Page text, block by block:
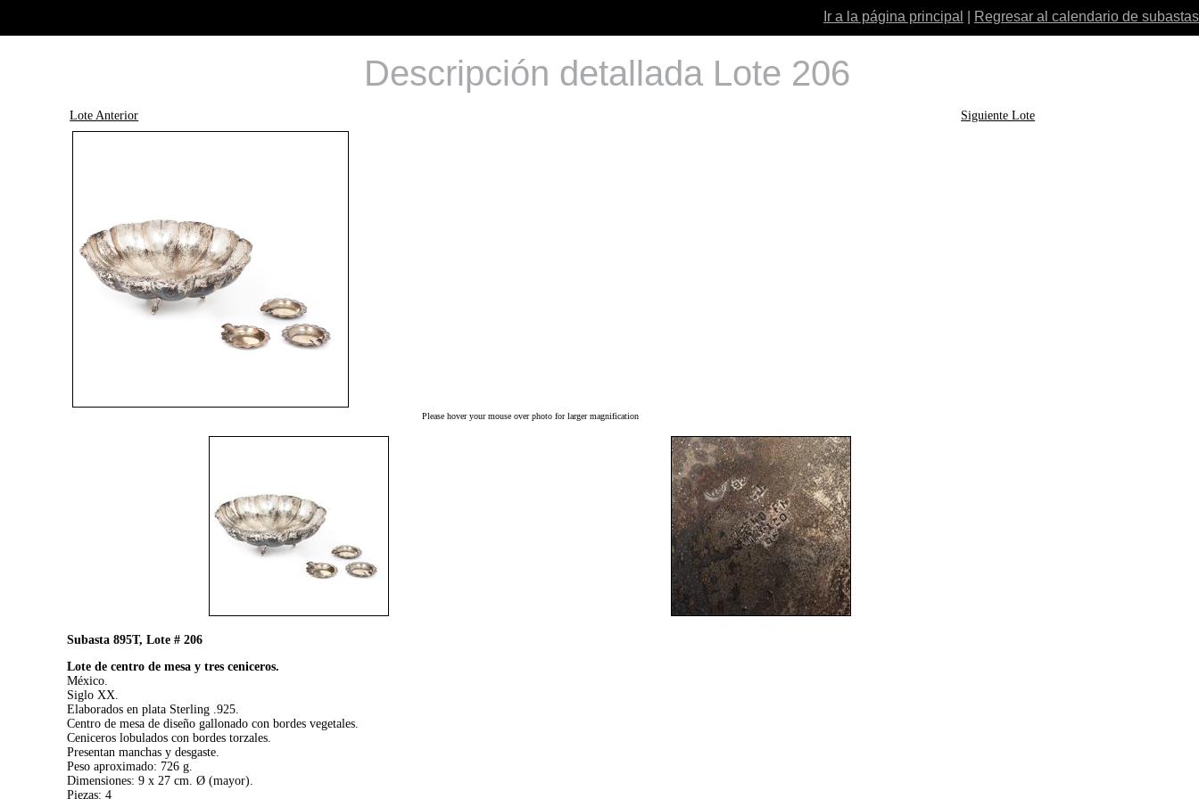
Ir a la página principal Regresar al calendario de subastas
Descripción detallada Lote 206
Lote Anterior Siguiente Lote
Please hover your mouse over photo for larger magnification
Subasta 895T, Lote # 206
Lote de centro de mesa y tres ceniceros.
México.
Siglo XX.
Elaborados en plata Sterling .925.
Centro de mesa de diseño gallonado con bordes vegetales.
Ceniceros lobulados con bordes torzales.
Presentan manchas y desgaste.
Peso aproximado: 726 g.
Dimensiones: 9 x 27 cm. Ø (mayor).
Piezas: 4